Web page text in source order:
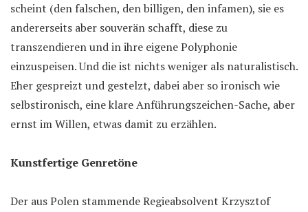
scheint (den falschen, den billigen, den infamen), sie es
andererseits aber souverän schafft, diese zu
transzendieren und in ihre eigene Polyphonie
einzuspeisen. Und die ist nichts weniger als naturalistisch.
Eher gespreizt und gestelzt, dabei aber so ironisch wie
selbstironisch, eine klare Anführungszeichen-Sache, aber
ernst im Willen, etwas damit zu erzählen.
Kunstfertige Genretöne
Der aus Polen stammende Regieabsolvent Krzysztof